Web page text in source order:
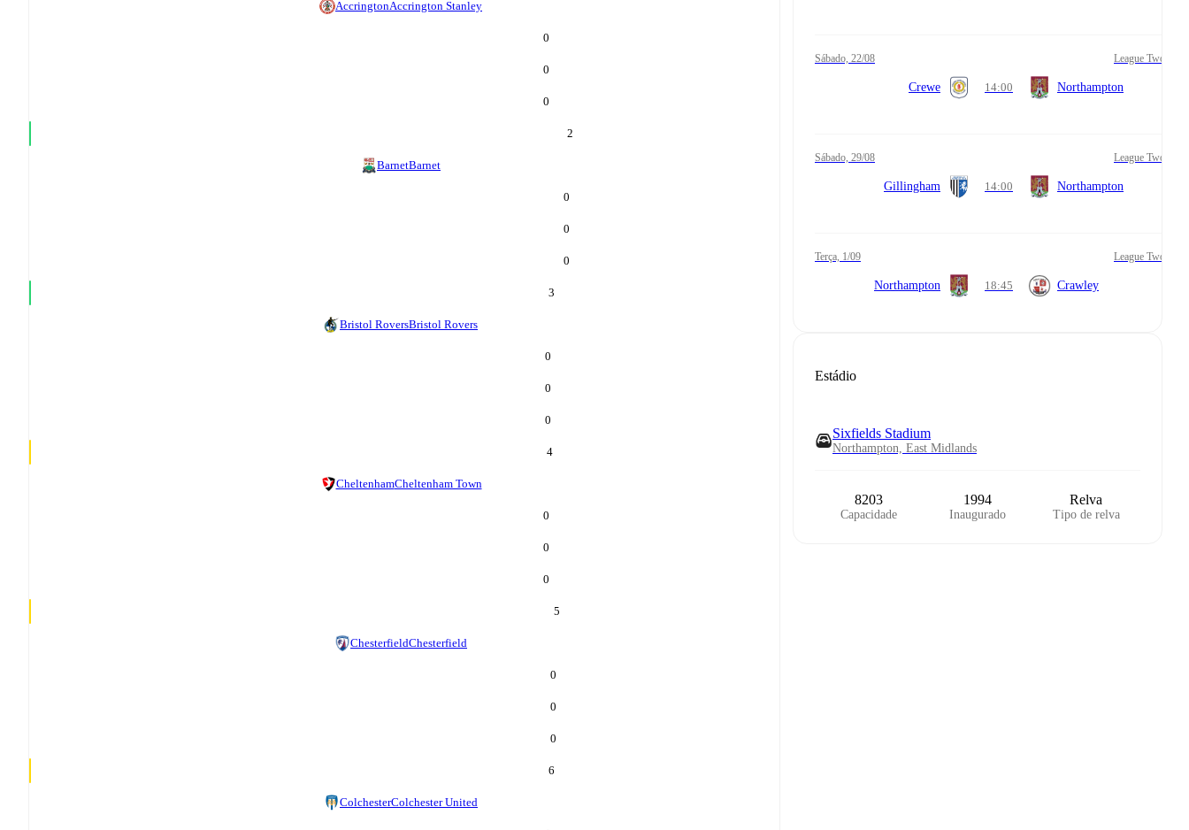
AccringtonAccrington Stanley
0
0
0
2
BarnetBarnet
0
0
0
3
Bristol RoversBristol Rovers
0
0
0
4
CheltenhamCheltenham Town
0
0
0
5
ChesterfieldChesterfield
0
0
0
6
ColchesterColchester United
sábado, 22/08 League Two
Crewe 14:00 Northampton
sábado, 29/08 League Two
Gillingham 14:00 Northampton
terça, 1/09 League Two
Northampton 18:45 Crawley
Estádio
Sixfields Stadium
Northampton, East Midlands
8203
Capacidade
1994
Inaugurado
Relva
Tipo de relva